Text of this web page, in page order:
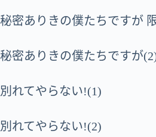
秘密ありきの僕たちですが
秘密ありきの僕たちですが
別れてやらない!(1)
別れてやらない!(2)